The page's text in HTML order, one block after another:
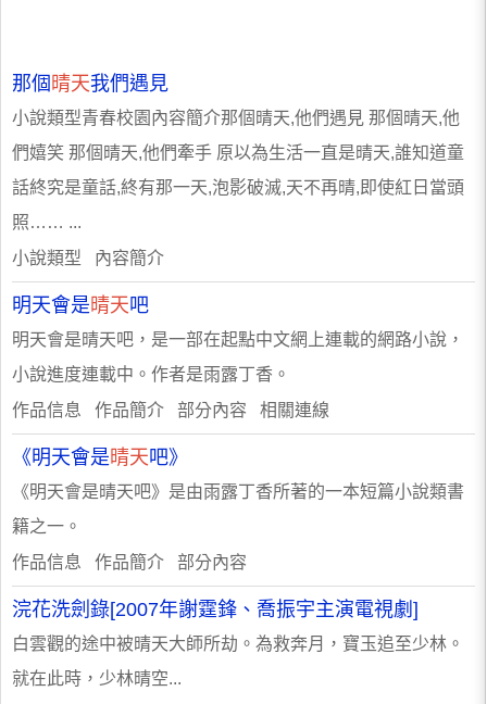
那個晴天我們遇見
小說類型青春校園內容簡介那個晴天,他們遇見 那個晴天,他
們嬉笑 那個晴天,他們牽手 原以為生活一直是晴天,誰知道童
話終究是童話,終有那一天,泡影破滅,天不再晴,即使紅日當頭
照…… ...
小說類型 內容簡介
明天會是晴天吧
明天會是晴天吧，是一部在起點中文網上連載的網路小說，
小說進度連載中。作者是雨露丁香。
作品信息 作品簡介 部分內容 相關連線
《明天會是晴天吧》
《明天會是晴天吧》是由雨露丁香所著的一本短篇小說類書
籍之一。
作品信息 作品簡介 部分內容
浣花洗劍錄[2007年謝霆鋒、喬振宇主演電視劇]
白雲觀的途中被晴天大師所劫。為救奔月，寶玉追至少林。
就在此時，少林晴空...